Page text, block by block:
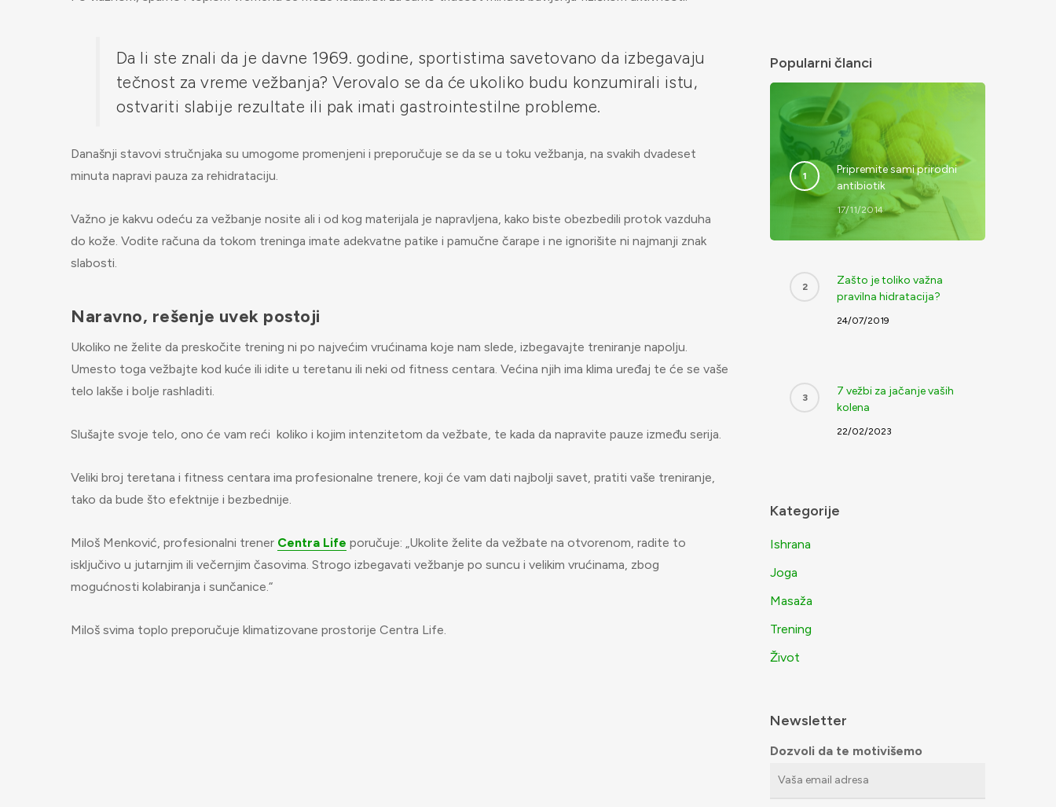
Da li ste znali da je davne 1969. godine, sportistima savetovano da izbegavaju
tečnost za vreme vežbanja? Verovalo se da će ukoliko budu konzumirali istu,
ostvariti slabije rezultate ili pak imati gastrointestilne probleme.
Današnji stavovi stručnjaka su umogome promenjeni i preporučuje se da se u toku vežbanja, na svakih dvadeset
minuta napravi pauza za rehidrataciju.
Važno je kakvu odeću za vežbanje nosite ali i od kog materijala je napravljena, kako biste obezbedili protok vazduha
do kože. Vodite računa da tokom treninga imate adekvatne patike i pamučne čarape i ne ignorišite ni najmanji znak
slabosti.
Naravno, rešenje uvek postoji
Ukoliko ne želite da preskočite trening ni po najvećim vrućinama koje nam slede, izbegavajte treniranje napolju.
Umesto toga vežbajte kod kuće ili idite u teretanu ili neki od fitness centara. Većina njih ima klima uređaj te će se vaše
telo lakše i bolje rashladiti.
Slušajte svoje telo, ono će vam reći koliko i kojim intenzitetom da vežbate, te kada da napravite pauze između serija.
Veliki broj teretana i fitness centara ima profesionalne trenere, koji će vam dati najbolji savet, pratiti vaše treniranje,
tako da bude što efektnije i bezbednije.
Miloš Menković, profesionalni trener Centra Life poručuje: „Ukolite želite da vežbate na otvorenom, radite to
isključivo u jutarnjim ili večernjim časovima. Strogo izbegavati vežbanje po suncu i velikim vrućinama, zbog
mogućnosti kolabiranja i sunčanice.“
Miloš svima toplo preporučuje klimatizovane prostorije Centra Life.
Popularni članci
Pripremite sami prirodni
antibiotik
17/11/2014
Zašto je toliko važna
pravilna hidratacija?
24/07/2019
7 vežbi za jačanje vaših
kolena
22/02/2023
Kategorije
Ishrana
Joga
Masaža
Trening
Život
Newsletter
Dozvoli da te motivišemo